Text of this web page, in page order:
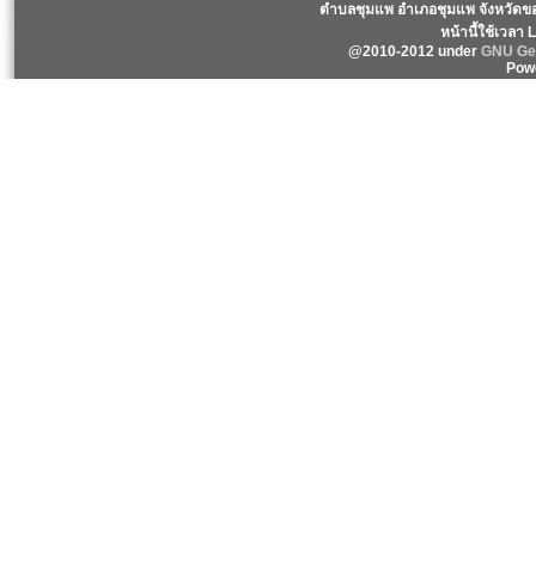
ตำบลชุมแพ อำเภอชุมแพ จังหวัดข
หน้านี้ใช้เวลา
@2010-2012 under GNU